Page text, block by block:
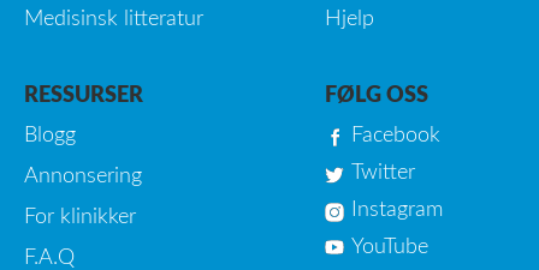
Medisinsk litteratur
Hjelp
RESSURSER
Blogg
Annonsering
For klinikker
F.A.Q
FØLG OSS
Facebook
Twitter
Instagram
YouTube